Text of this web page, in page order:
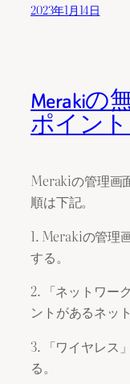
2023年1月14日
Merakiの
ポイン
Merakiの管理画
順は下記。
1. Merakiの管理
する。
2. 「ネットワー
ントがあるネッ
3. 「ワイヤレス
る。